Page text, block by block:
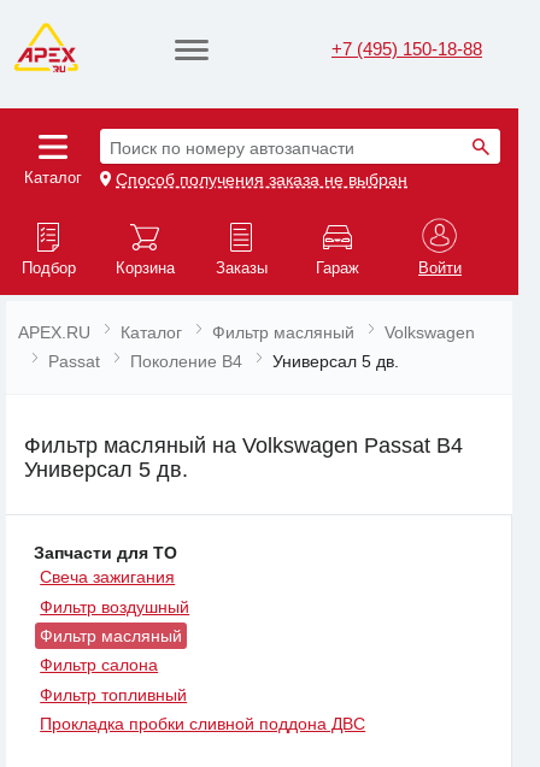
+7 (495) 150-18-88
Каталог
Поиск по номеру автозапчасти
Способ получения заказа не выбран
Подбор Корзина Заказы Гараж Войти
APEX.RU Каталог Фильтр масляный
Volkswagen
Passat
Поколение B4 Универсал 5 дв.
Фильтр масляный на Volkswagen Passat B4
Универсал 5 дв.
Запчасти для ТО
Свеча зажигания
Фильтр воздушный
Фильтр масляный
Фильтр салона
Фильтр топливный
Прокладка пробки сливной поддона ДВС